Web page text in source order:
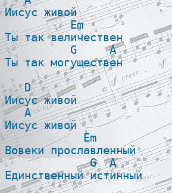
Иисус живой
          Em
Ты так величествен
          G     A
Ты так могуществен
   D
Иисус живой
   A
Иисус живой
            Em
Вовеки прославленный
             G  A
Единственный истинный